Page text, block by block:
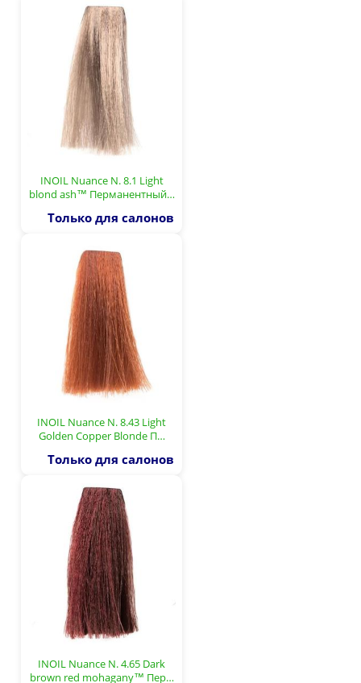
INOIL Nuance N. 8.1 Light
blond ash™ Перманентный…
Только для салонов
INOIL Nuance N. 8.43 Light
Golden Copper Blonde П…
Только для салонов
INOIL Nuance N. 4.65 Dark
brown red mohagany™ Пер…